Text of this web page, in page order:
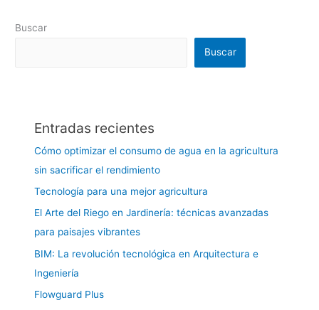
Buscar
Buscar
Entradas recientes
Cómo optimizar el consumo de agua en la agricultura
sin sacrificar el rendimiento
Tecnología para una mejor agricultura
El Arte del Riego en Jardinería: técnicas avanzadas
para paisajes vibrantes
BIM: La revolución tecnológica en Arquitectura e
Ingeniería
Flowguard Plus